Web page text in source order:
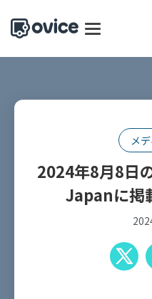
メ
2024年8月8日
Japanに掲